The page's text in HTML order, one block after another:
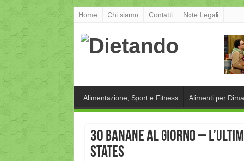
Home Chi siamo Contatti Note Legali
Alimentazione, Sport e Fitness Alimenti per
30 banane al giorno –
States